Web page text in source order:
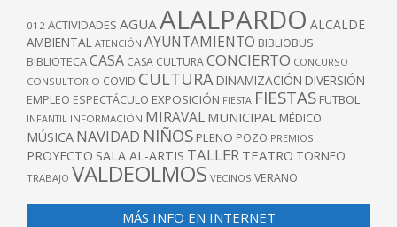
012 ACTIVIDADES AGUA ALALPARDO ALCALDE
AMBIENTAL ATENCIÓN AYUNTAMIENTO BIBLIOBUS
BIBLIOTECACASA CASA CULTURACONCIERTO CONCURSO
CONSULTORIO COVID CULTURA DINAMIZACIÓN DIVERSIÓN
EMPLEO ESPECTÁCULO EXPOSICIÓN FIESTA FIESTAS FUTBOL
INFANTIL INFORMACIÓN MIRAVAL MUNICIPAL MÉDICO
MÚSICA NAVIDAD NIÑOS PLENO POZO PREMIOS
PROYECTO SALA AL-ARTIS TALLER TEATRO TORNEO
TRABAJO VALDEOLMOS VECINOS VERANO
MÁS INFO EN INTERNET